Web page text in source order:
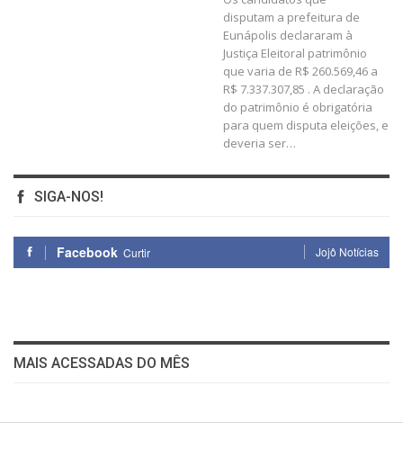
disputam a prefeitura de
Eunápolis declararam à
Justiça Eleitoral patrimônio
que varia de R$ 260.569,46 a
R$ 7.337.307,85 . A declaração
do patrimônio é obrigatória
para quem disputa eleições, e
deveria ser…
SIGA-NOS!
Facebook Curtir Jojô Notícias
MAIS ACESSADAS DO MÊS